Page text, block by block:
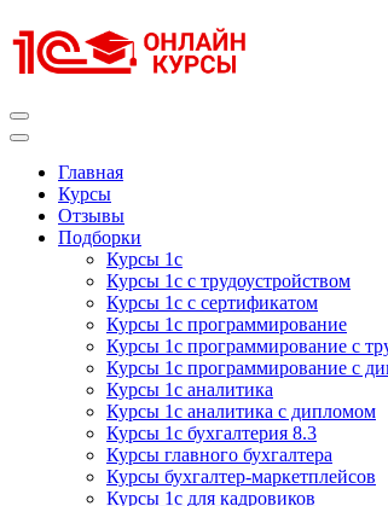
к
содержимому
Главная
Курсы
Отзывы
Подборки
Курсы 1с
Курсы 1с с трудоустройством
Курсы 1с с сертификатом
Курсы 1с программирование
Курсы 1с программирование с
Курсы 1с программирование с
Курсы 1с аналитика
Курсы 1с аналитика с дипломом
Курсы 1с бухгалтерия 8.3
Курсы главного бухгалтера
Курсы бухгалтер-маркетплейсов
Курсы 1с для кадровиков